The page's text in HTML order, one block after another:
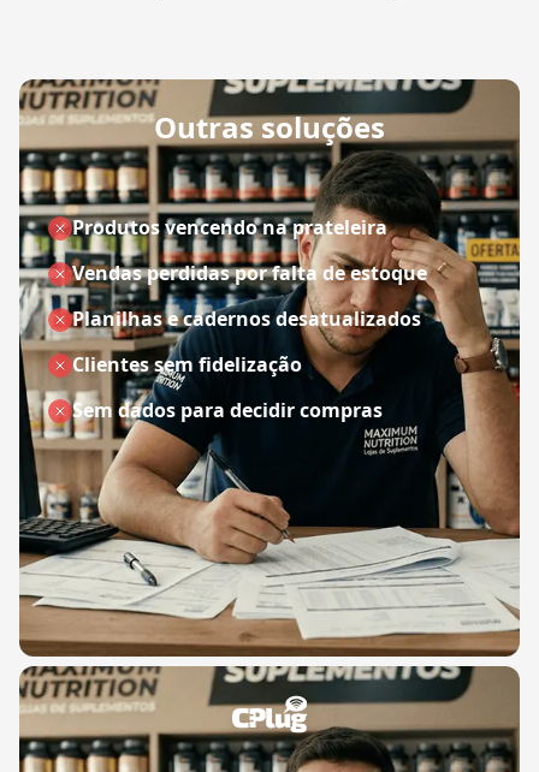
Outras soluções
Produtos vencendo na prateleira
Vendas perdidas por falta de estoque
Planilhas e cadernos desatualizados
Clientes sem fidelização
Sem dados para decidir compras